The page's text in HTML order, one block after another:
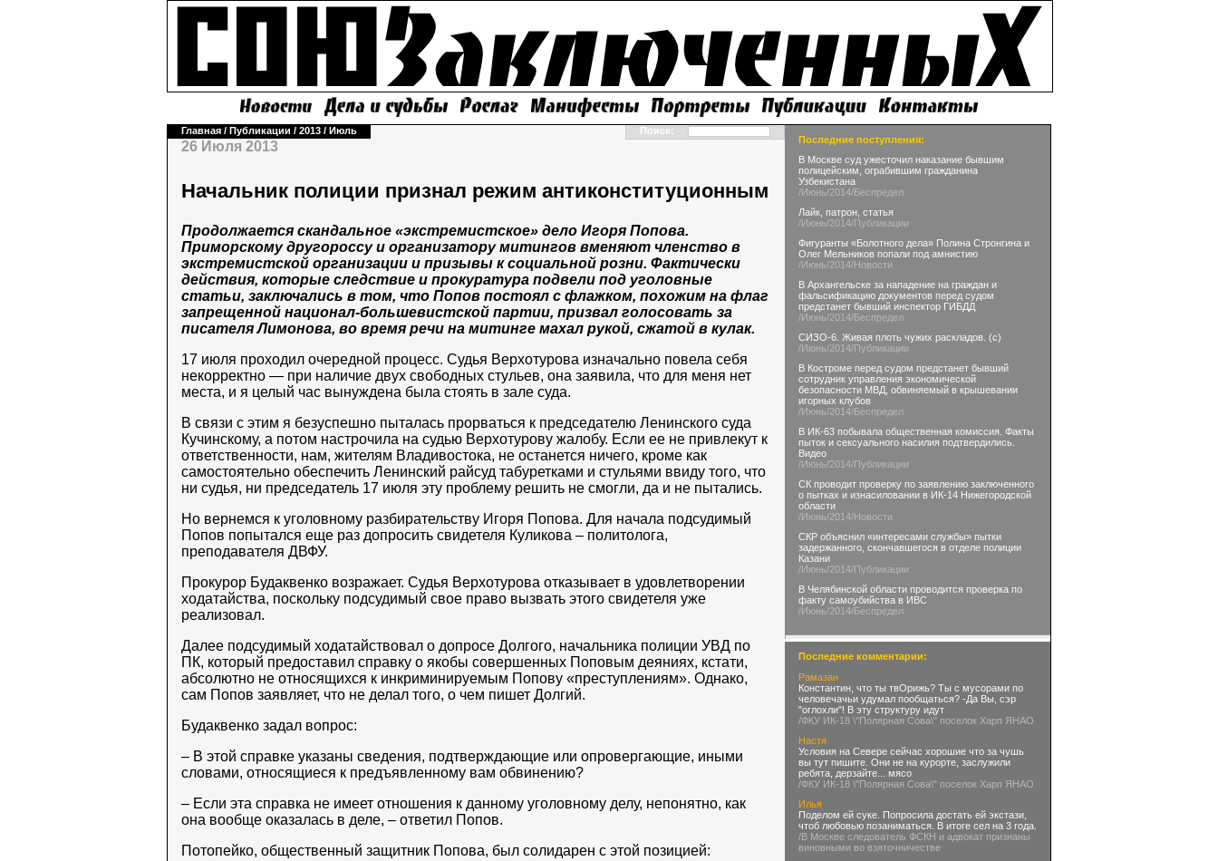
Главная / Публикации / 2013 / Июль Поиск:
26 Июля 2013
Начальник полиции признал режим антиконституционным
Продолжается скандальное «экстремистское» дело Игоря Попова.
Приморскому другороссу и организатору митингов вменяют членство в
экстремистской организации и призывы к социальной розни. Фактически
действия, которые следствие и прокуратура подвели под уголовные
статьи, заключались в том, что Попов постоял с флажком, похожим на флаг
запрещенной национал-большевистской партии, призвал голосовать за
писателя Лимонова, во время речи на митинге махал рукой, сжатой в кулак.
17 июля проходил очередной процесс. Судья Верхотурова изначально повела себя
некорректно — при наличие двух свободных стульев, она заявила, что для меня нет
места, и я целый час вынуждена была стоять в зале суда.
В связи с этим я безуспешно пыталась прорваться к председателю Ленинского суда
Кучинскому, а потом настрочила на судью Верхотурову жалобу. Если ее не привлекут к
ответственности, нам, жителям Владивостока, не останется ничего, кроме как
самостоятельно обеспечить Ленинский райсуд табуретками и стульями ввиду того, что
ни судья, ни председатель 17 июля эту проблему решить не смогли, да и не пытались.
Но вернемся к уголовному разбирательству Игоря Попова. Для начала подсудимый
Попов попытался еще раз допросить свидетеля Куликова – политолога,
преподавателя ДВФУ.
Прокурор Будаквенко возражает. Судья Верхотурова отказывает в удовлетворении
ходатайства, поскольку подсудимый свое право вызвать этого свидетеля уже
реализовал.
Далее подсудимый ходатайствовал о допросе Долгого, начальника полиции УВД по
ПК, который предоставил справку о якобы совершенных Поповым деяниях, кстати,
абсолютно не относящихся к инкриминируемым Попову «преступлениям». Однако,
сам Попов заявляет, что не делал того, о чем пишет Долгий.
Будаквенко задал вопрос:
– В этой справке указаны сведения, подтверждающие или опровергающие, иными
словами, относящиеся к предъявленному вам обвинению?
– Если эта справка не имеет отношения к данному уголовному делу, непонятно, как
она вообще оказалась в деле, – ответил Попов.
Потопейко, общественный защитник Попова, был солидарен с этой позицией:
Последние поступления:
В Москве суд ужесточил наказание бывшим
полицейским, ограбившим гражданина
Узбекистана
/Июнь/2014/Беспредел
Лайк, патрон, статья
/Июнь/2014/Публикации
Фигуранты «Болотного дела» Полина Стронгина и
Олег Мельников попали под амнистию
/Июнь/2014/Новости
В Архангельске за нападение на граждан и
фальсификацию документов перед судом
предстанет бывший инспектор ГИБДД
/Июнь/2014/Беспредел
СИЗО-6. Живая плоть чужих раскладов. (с)
/Июнь/2014/Публикации
В Костроме перед судом предстанет бывший
сотрудник управления экономической
безопасности МВД, обвиняемый в крышевании
игорных клубов
/Июнь/2014/Беспредел
В ИК-63 побывала общественная комиссия. Факты
пыток и сексуального насилия подтвердились.
Видео
/Июнь/2014/Публикации
СК проводит проверку по заявлению заключенного
о пытках и изнасиловании в ИК-14 Нижегородской
области
/Июнь/2014/Новости
СКР объяснил «интересами службы» пытки
задержанного, скончавшегося в отделе полиции
Казани
/Июнь/2014/Публикации
В Челябинской области проводится проверка по
факту самоубийства в ИВС
/Июнь/2014/Беспредел
Последние комментарии:
Рамазан
Константин, что ты твОрижь? Ты с мусорами по
человечачьи удумал пообщаться? -Да Вы, сэр
"оглохли"! В эту структуру идут
/ФКУ ИК-18 \"Полярная Сова\" поселок Харп ЯНАО
Настя
Условия на Севере сейчас хорошие что за чушь
вы тут пишите. Они не на курорте, заслужили
ребята, дерзайте... мясо
/ФКУ ИК-18 \"Полярная Сова\" поселок Харп ЯНАО
Илья
Поделом ей суке. Попросила достать ей экстази,
чтоб любовью позаниматься. В итоге сел на 3 года.
/В Москве следователь ФСКН и адвокат признаны
виновными во взяточничестве